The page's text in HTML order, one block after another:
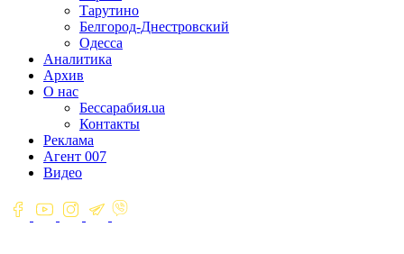
Тарутино
Белгород-Днестровский
Одесса
Аналитика
Архив
О нас
Бессарабия.ua
Контакты
Реклама
Агент 007
Видео